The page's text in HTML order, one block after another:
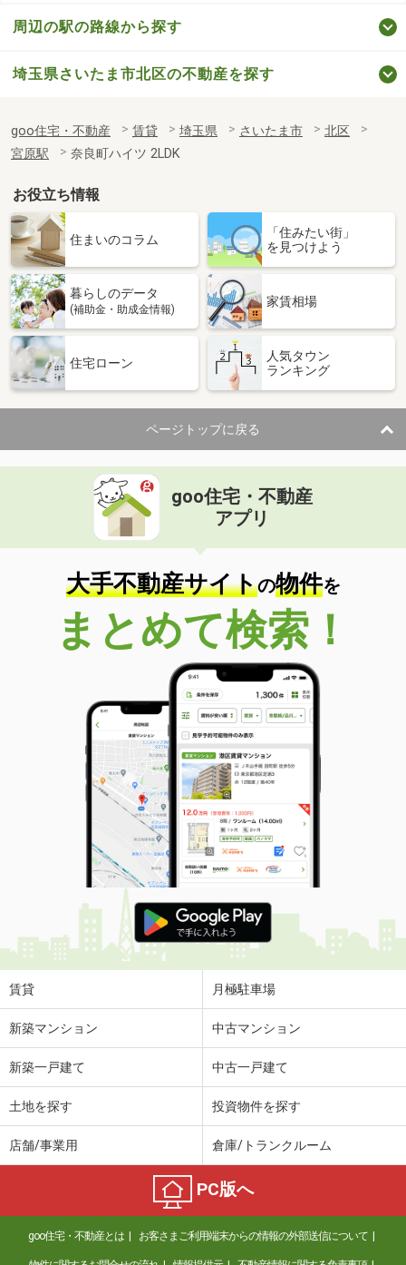
周辺の駅の路線から探す
埼玉県さいたま市北区の不動産を探す
goo住宅・不動産 賃貸 埼玉県 さいたま市
北区
宮原駅
奈良町ハイツ 2LDK
お役立ち情報
住まいのコラム
「住みたい街」
を見つけよう
暮らしのデータ
(補助金・助成金情報)
家賃相場
住宅ローン
人気タウン
ランキング
ページトップに戻る
goo住宅・不動産
アプリ
大手不動産サイトの物件を
まとめて検索！
賃貸 月極駐車場
新築マンション 中古マンション
新築一戸建て 中古一戸建て
土地を探す 投資物件を探す
店舗/事業用 倉庫/トランクルーム
PC版へ
goo住宅・不動産とは お客さまご利用端末からの情報の外部送信について